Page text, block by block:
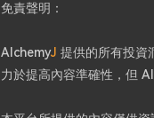
免責聲明：
AlchemyJ 提供的所有投資
力於提高內容準確性，但